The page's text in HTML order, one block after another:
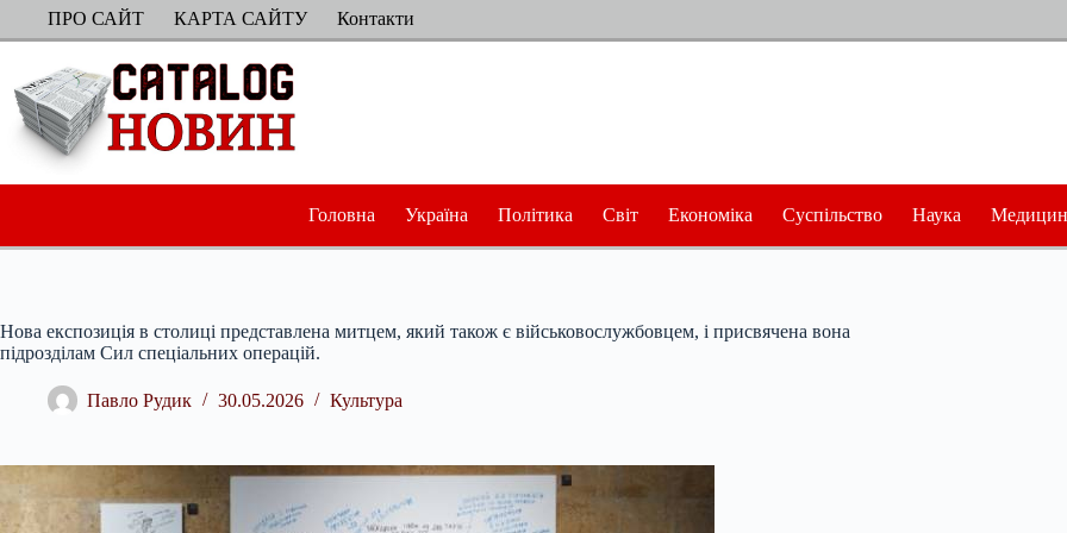
ПерейтиПРО САЙТ КАРТА САЙТУ Контакти
Головна Україна Політика Світ Економіка Суспільство Наука
Нова експозиція в столиці представлена митцем, який також є військовослужбовцем, і присвячена вона
підрозділам Сил спеціальних операцій.
Павло Рудик 30.05.2026 Культура